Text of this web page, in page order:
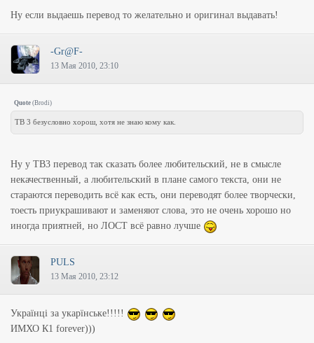
" ты берешь на себя рельсотроны"
Между пушкой Гауса и рельсотроном есть разница.
Ну если выдаешь перевод то желательно и оригинал выдавать!
-Gr@F-
13 Мая 2010, 23:10
Quote (Brodi)
ТВ 3 безусловно хорош, хотя не знаю кому как.
Ну у ТВ3 перевод так сказать более любительский, не в смысле
некачественный, а любительский в плане самого текста, они не
стараются переводить всё как есть, они переводят более творчески,
тоесть приукрашивают и заменяют слова, это не очень хорошо но
иногда приятней, но ЛОСТ всё равно лучше
PULS
13 Мая 2010, 23:12
Українці за укарїнське!!!!!
ИМХО К1 forever)))